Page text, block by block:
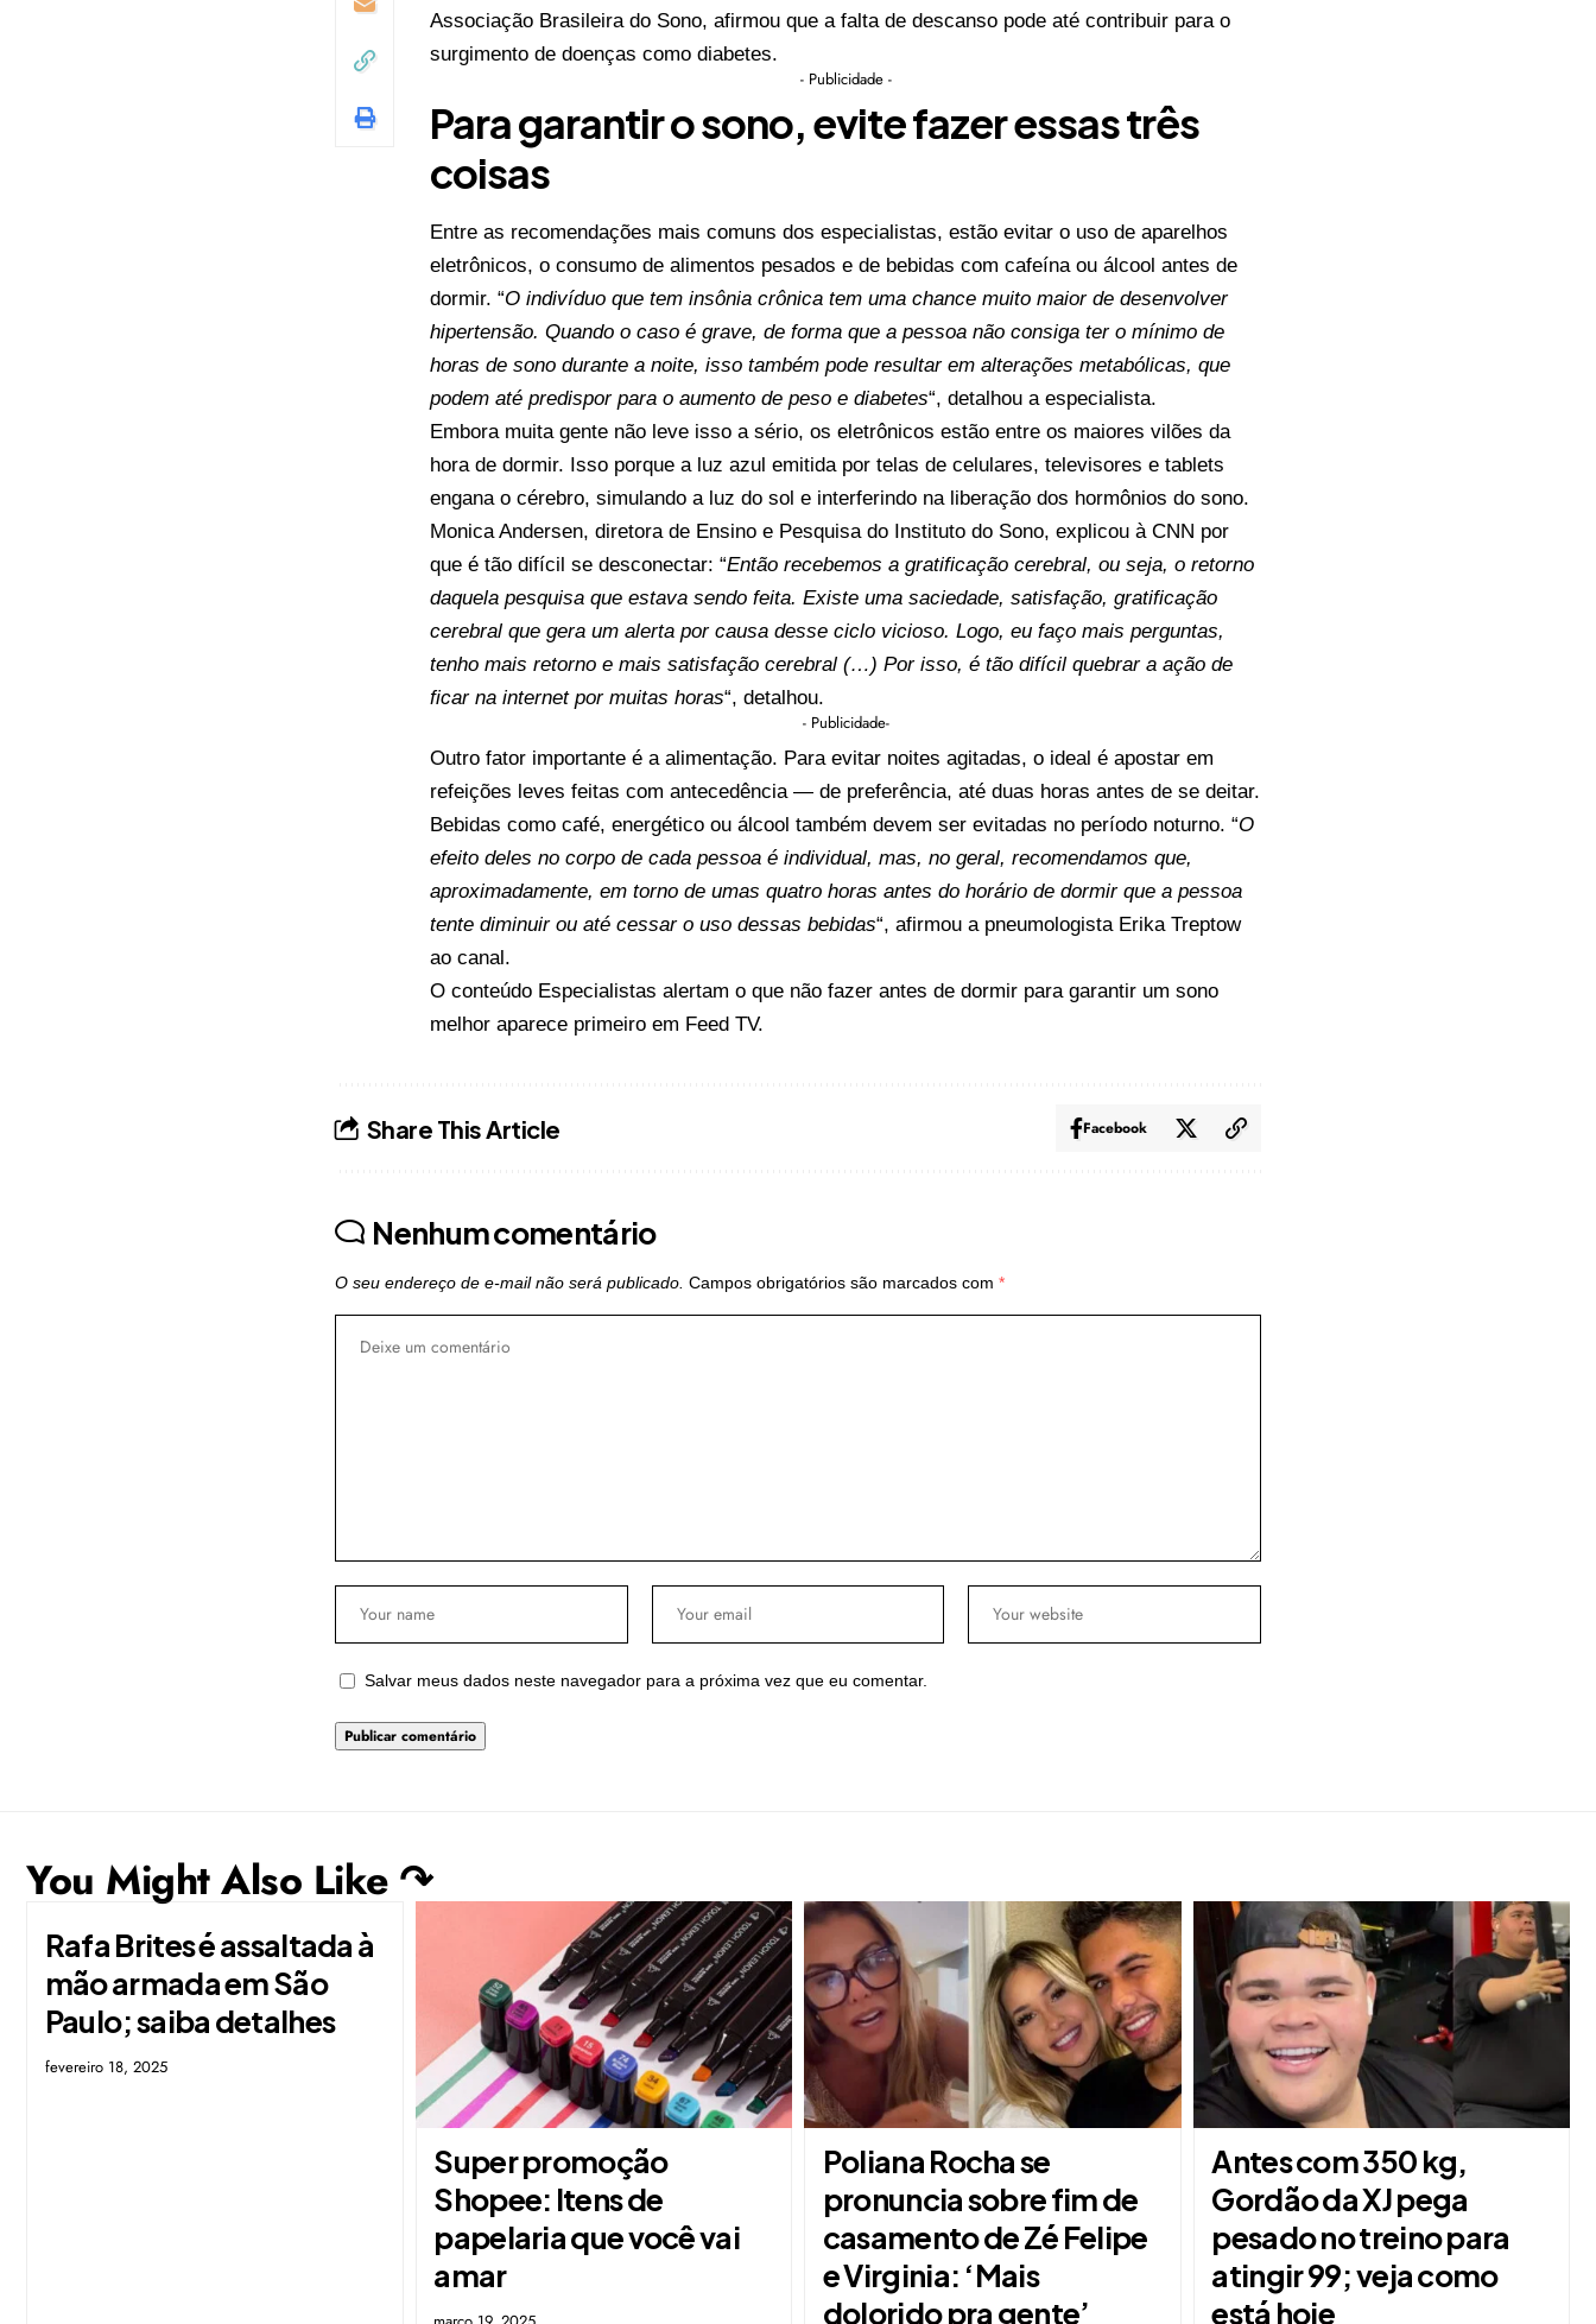
Associação Brasileira do Sono, afirmou que a falta de descanso pode até contribuir para o
surgimento de doenças como diabetes.
- Publicidade -
Para garantir o sono, evite fazer essas três
coisas
Entre as recomendações mais comuns dos especialistas, estão evitar o uso de aparelhos
eletrônicos, o consumo de alimentos pesados e de bebidas com cafeína ou álcool antes de
dormir. “O indivíduo que tem insônia crônica tem uma chance muito maior de desenvolver
hipertensão. Quando o caso é grave, de forma que a pessoa não consiga ter o mínimo de
horas de sono durante a noite, isso também pode resultar em alterações metabólicas, que
podem até predispor para o aumento de peso e diabetes“, detalhou a especialista.
Embora muita gente não leve isso a sério, os eletrônicos estão entre os maiores vilões da
hora de dormir. Isso porque a luz azul emitida por telas de celulares, televisores e tablets
engana o cérebro, simulando a luz do sol e interferindo na liberação dos hormônios do sono.
Monica Andersen, diretora de Ensino e Pesquisa do Instituto do Sono, explicou à CNN por
que é tão difícil se desconectar: “Então recebemos a gratificação cerebral, ou seja, o retorno
daquela pesquisa que estava sendo feita. Existe uma saciedade, satisfação, gratificação
cerebral que gera um alerta por causa desse ciclo vicioso. Logo, eu faço mais perguntas,
tenho mais retorno e mais satisfação cerebral (…) Por isso, é tão difícil quebrar a ação de
ficar na internet por muitas horas“, detalhou.
- Publicidade-
Outro fator importante é a alimentação. Para evitar noites agitadas, o ideal é apostar em
refeições leves feitas com antecedência — de preferência, até duas horas antes de se deitar.
Bebidas como café, energético ou álcool também devem ser evitadas no período noturno. “O
efeito deles no corpo de cada pessoa é individual, mas, no geral, recomendamos que,
aproximadamente, em torno de umas quatro horas antes do horário de dormir que a pessoa
tente diminuir ou até cessar o uso dessas bebidas“, afirmou a pneumologista Erika Treptow
ao canal.
O conteúdo Especialistas alertam o que não fazer antes de dormir para garantir um sono
melhor aparece primeiro em Feed TV.
Share This Article Facebook
Nenhum comentário
O seu endereço de e-mail não será publicado. Campos obrigatórios são marcados com *
Salvar meus dados neste navegador para a próxima vez que eu comentar.
You Might Also Like ↷
Rafa Brites é assaltada à
mão armada em São
Paulo; saiba detalhes
fevereiro 18, 2025
Super promoção
Shopee: Itens de
papelaria que você vai
amar
Poliana Rocha se
pronuncia sobre fim de
casamento de Zé Felipe
e Virginia: ‘Mais
dolorido pra gente’
Antes com 350 kg,
Gordão da XJ pega
pesado no treino para
atingir 99; veja como
está hoje